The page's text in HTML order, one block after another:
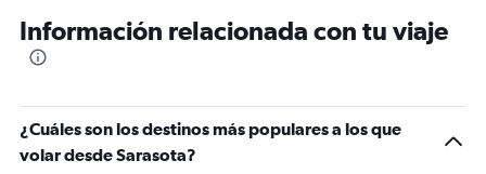
Vuelos desde Pensacola
Vuelos desde Panama City
Vuelos desde Valdosta
Vuelos desde Melbourne
Información relacionada con tu viaje
¿Cuáles son los destinos más populares a los que
volar desde Sarasota?